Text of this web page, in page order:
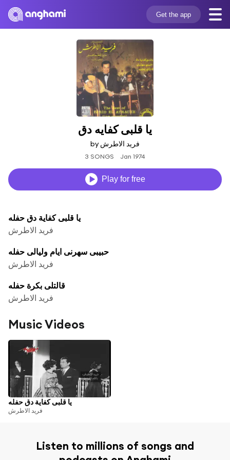
Get the app
يا قلبى كفايه دق
by فريد الاطرش
3 SONGS Jan 1974
Play for free
يا قلبى كفاية دق حفله
فريد الاطرش
حبيبى سهرنى ايام وليالى حفله
فريد الاطرش
قالتلى بكرة حفله
فريد الاطرش
Music Videos
يا قلبى كفاية دق حفله
فريد الاطرش
Listen to millions of songs and